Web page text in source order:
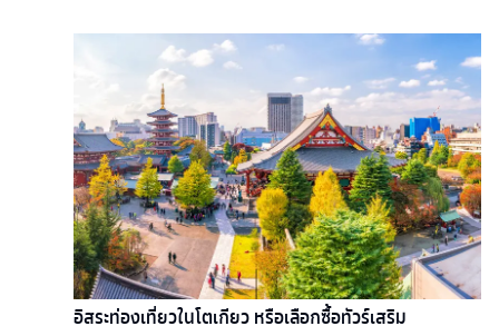
อิสระท่องเที่ยวในโตเกียว หรือเลือกซื้อทัวร์เสริม